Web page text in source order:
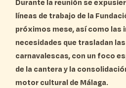
Durante la reunión se
líneas de trabajo de la
próximos mese, así como las
necesidades que trasladan
carnavalescas, con un foco
de la cantera y la
motor cultural de Málaga.